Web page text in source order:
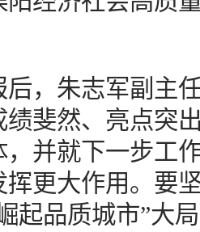
朱志军副主任
斐然、亮点突
，并就下一步工
挥更大作用。要
起品质城市”大